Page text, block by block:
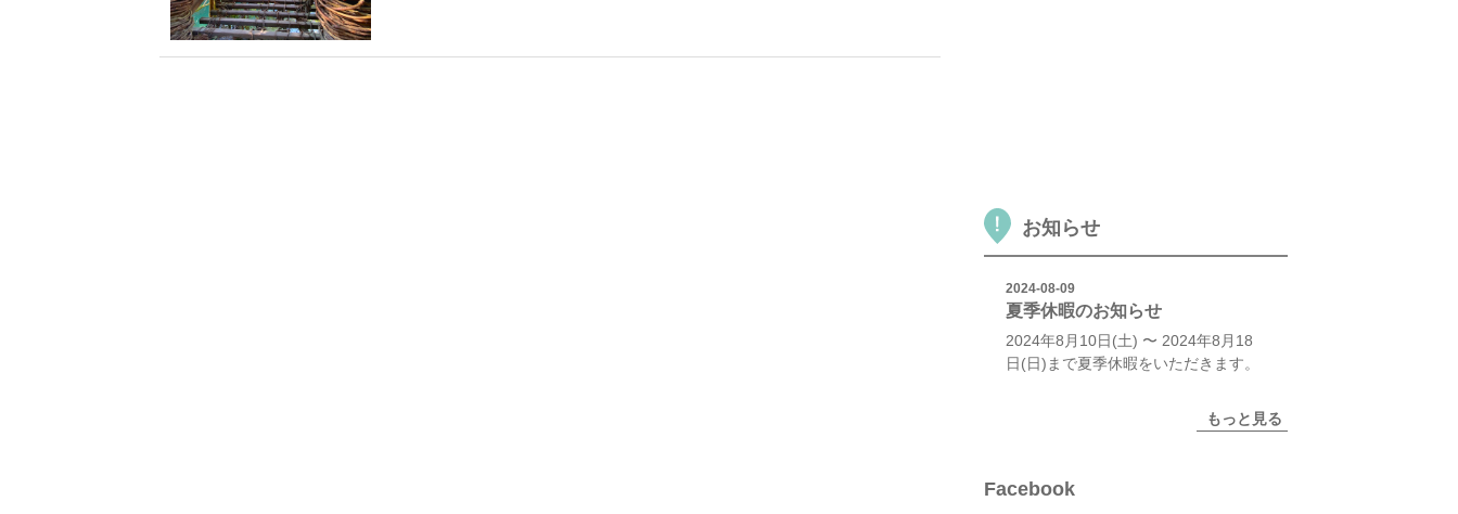
お知らせ
2024-08-09
夏季休暇のお知らせ
2024年8月10日(土) 〜 2024年8月18
日(日)まで夏季休暇をいただきます。
もっと見る
Facebook